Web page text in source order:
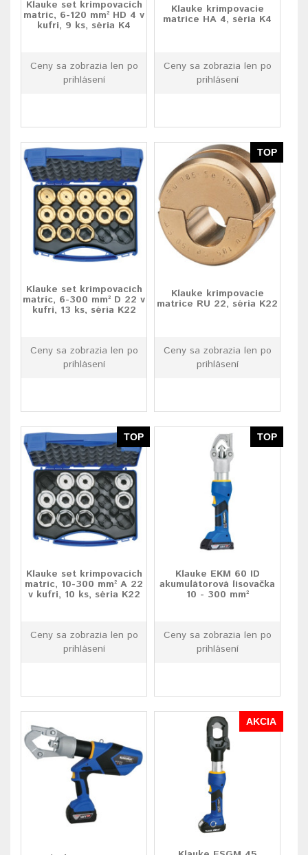
Klauke set krimpovacích
matríc, 6-120 mm² HD 4 v
kufri, 9 ks, séria K4
Ceny sa zobrazia len po
prihlásení
Klauke krimpovacie
matrice HA 4, séria K4
Ceny sa zobrazia len po
prihlásení
Klauke set krimpovacích
matríc, 6-300 mm² D 22 v
kufri, 13 ks, séria K22
Ceny sa zobrazia len po
prihlásení
TOP
Klauke krimpovacie
matrice RU 22, séria K22
Ceny sa zobrazia len po
prihlásení
TOP
Klauke set krimpovacích
matríc, 10-300 mm² A 22
v kufri, 10 ks, séria K22
Ceny sa zobrazia len po
prihlásení
TOP
Klauke EKM 60 ID
akumulátorová lisovačka
10 - 300 mm²
Ceny sa zobrazia len po
prihlásení
AKCIA